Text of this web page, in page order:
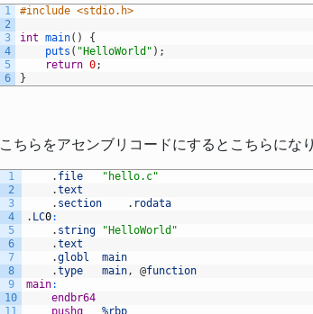
1
2
3
4
5
6
#include <stdio.h>
int main( )
{
puts ( "HelloWorld" ) ;
return 0;
}
こちらをアセンブリコードにするとこちらになり
1
2
3
4
5
6
7
8
9
10
11
. file
"hello.c"
.text
. section . rodata
. LC0:
. string
"HelloWorld"
.text
.globl
main
.type main, @function
main:
	endbr64
	pushq
%rbp